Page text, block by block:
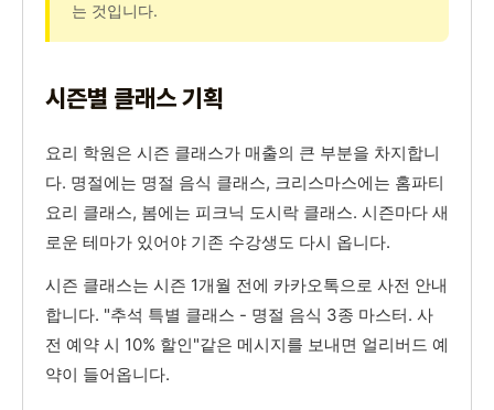
는 것입니다.
시즌별 클래스 기획
요리 학원은 시즌 클래스가 매출의 큰 부분을 차지합니
다. 명절에는 명절 음식 클래스, 크리스마스에는 홈파티
요리 클래스, 봄에는 피크닉 도시락 클래스. 시즌마다 새
로운 테마가 있어야 기존 수강생도 다시 옵니다.
시즌 클래스는 시즌 1개월 전에 카카오톡으로 사전 안내
합니다. "추석 특별 클래스 - 명절 음식 3종 마스터. 사
전 예약 시 10% 할인"같은 메시지를 보내면 얼리버드 예
약이 들어옵니다.